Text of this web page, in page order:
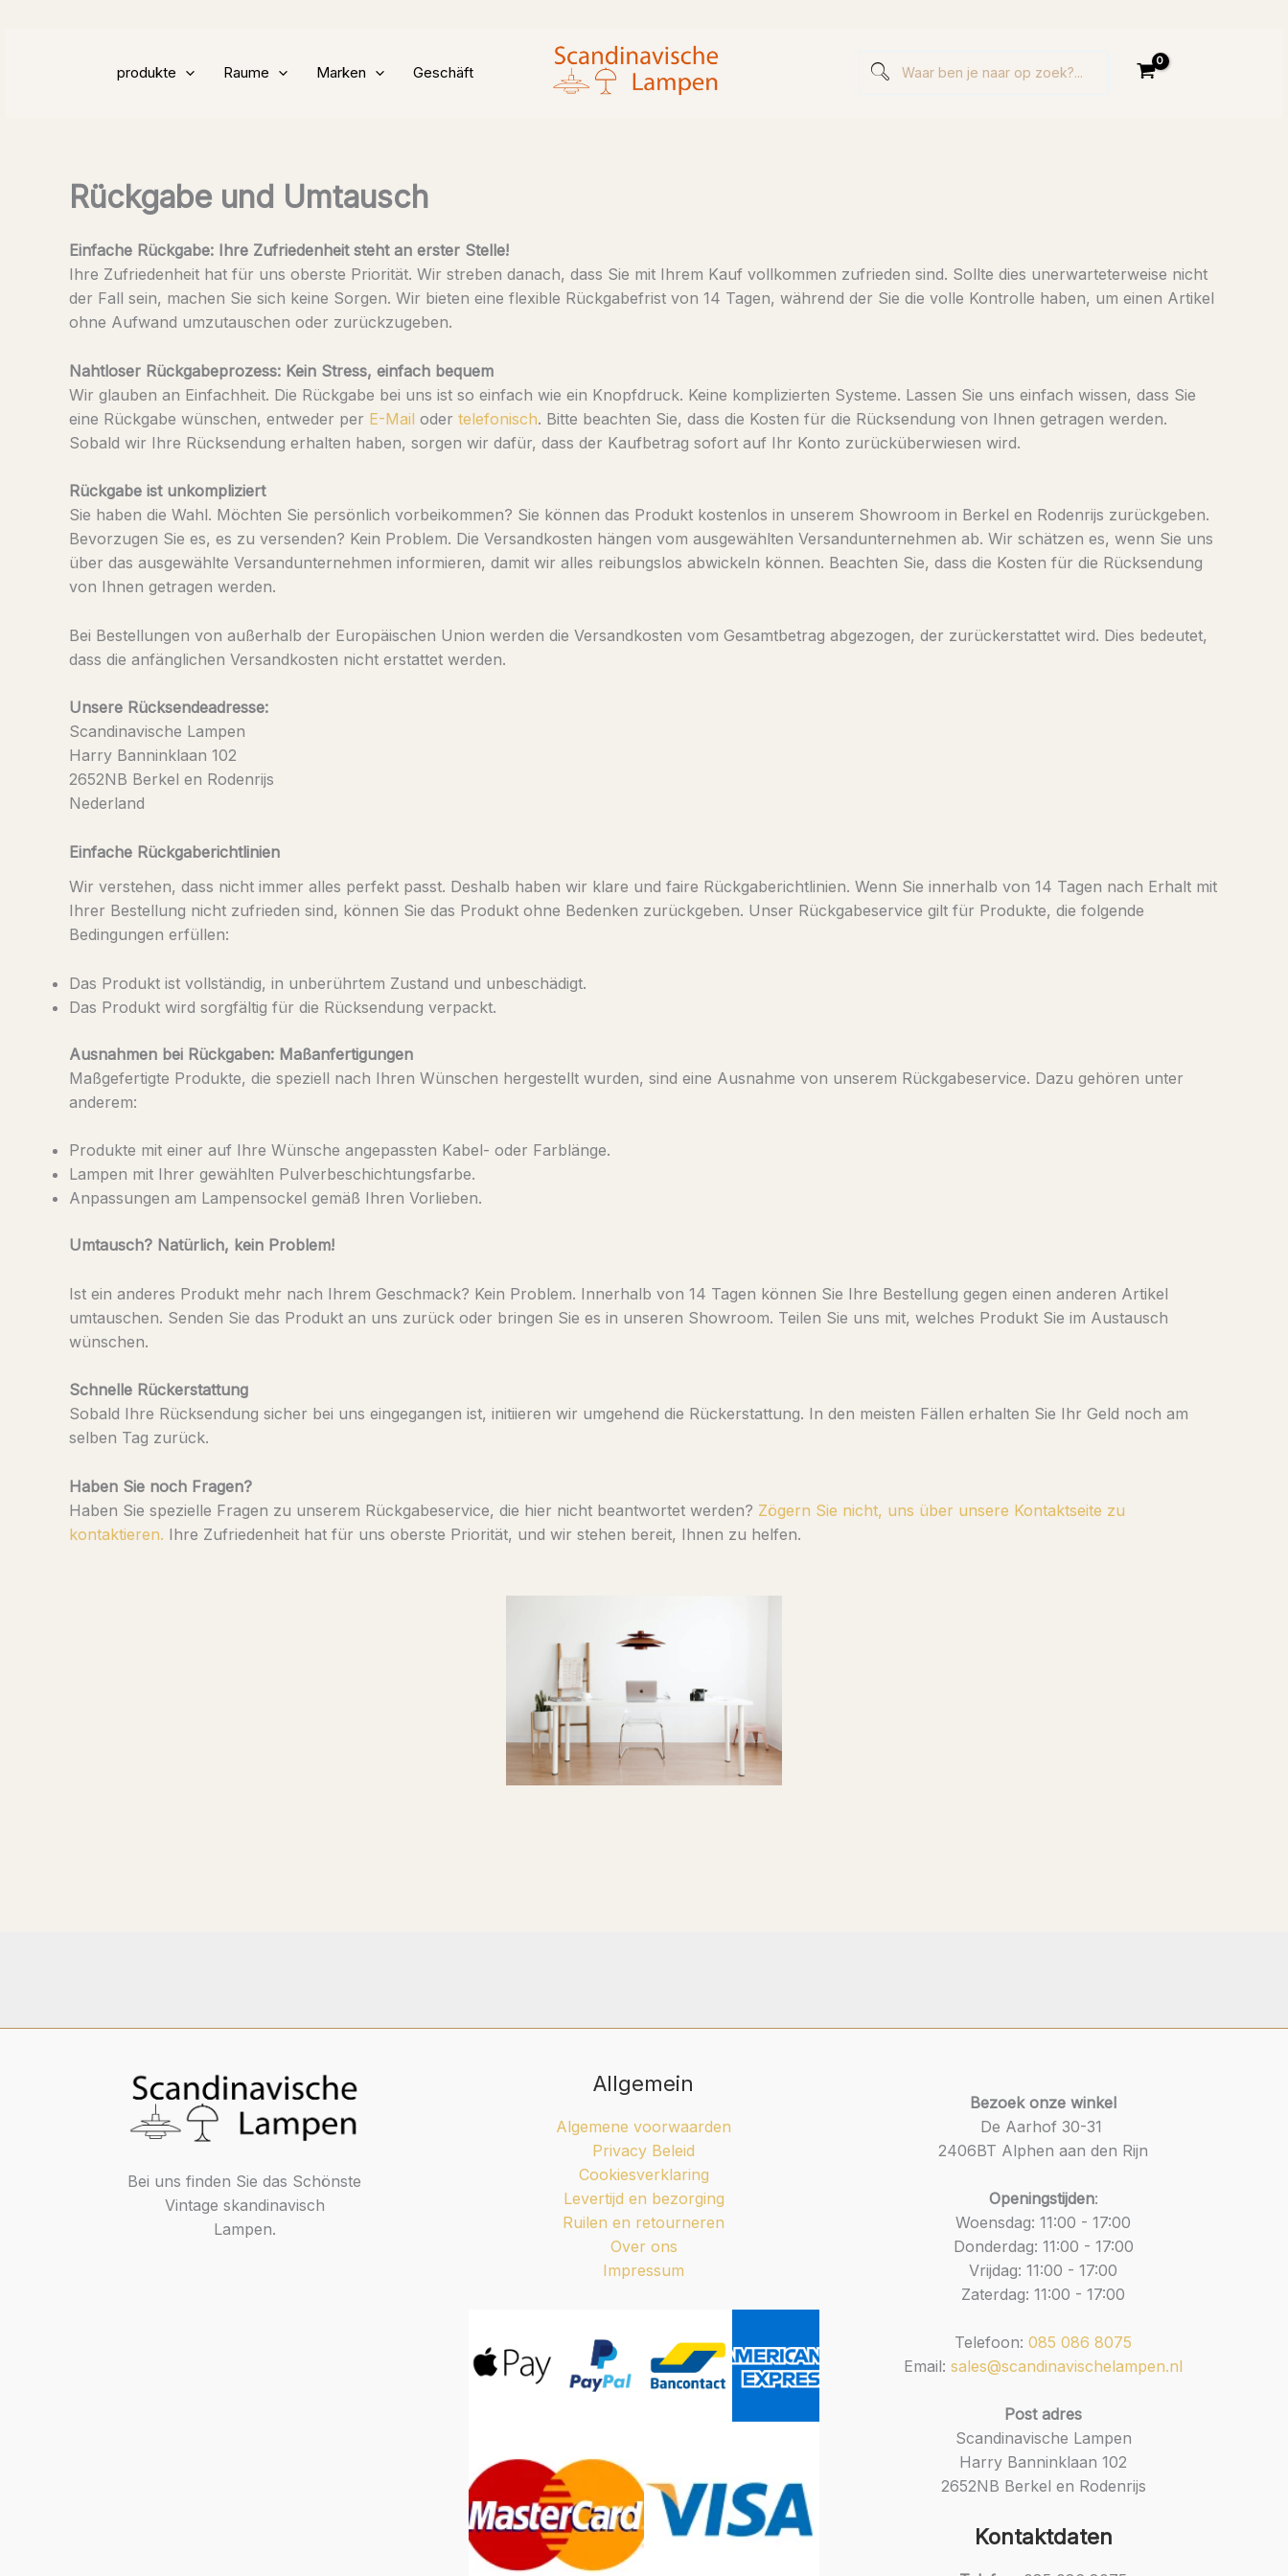
produkte Raume Marken Geschäft
Rückgabe und Umtausch
Einfache Rückgabe: Ihre Zufriedenheit steht an erster Stelle!
Ihre Zufriedenheit hat für uns oberste Priorität. Wir streben danach, dass Sie mit Ihrem Kauf vollkommen zufrieden sind. Sollte dies unerwarteterweise nicht
der Fall sein, machen Sie sich keine Sorgen. Wir bieten eine flexible Rückgabefrist von 14 Tagen, während der Sie die volle Kontrolle haben, um einen Artikel
ohne Aufwand umzutauschen oder zurückzugeben.
Nahtloser Rückgabeprozess: Kein Stress, einfach bequem
Wir glauben an Einfachheit. Die Rückgabe bei uns ist so einfach wie ein Knopfdruck. Keine komplizierten Systeme. Lassen Sie uns einfach wissen, dass Sie
eine Rückgabe wünschen, entweder per E-Mail oder telefonisch. Bitte beachten Sie, dass die Kosten für die Rücksendung von Ihnen getragen werden.
Sobald wir Ihre Rücksendung erhalten haben, sorgen wir dafür, dass der Kaufbetrag sofort auf Ihr Konto zurücküberwiesen wird.
Rückgabe ist unkompliziert
Sie haben die Wahl. Möchten Sie persönlich vorbeikommen? Sie können das Produkt kostenlos in unserem Showroom in Berkel en Rodenrijs zurückgeben.
Bevorzugen Sie es, es zu versenden? Kein Problem. Die Versandkosten hängen vom ausgewählten Versandunternehmen ab. Wir schätzen es, wenn Sie uns
über das ausgewählte Versandunternehmen informieren, damit wir alles reibungslos abwickeln können. Beachten Sie, dass die Kosten für die Rücksendung
von Ihnen getragen werden.
Bei Bestellungen von außerhalb der Europäischen Union werden die Versandkosten vom Gesamtbetrag abgezogen, der zurückerstattet wird. Dies bedeutet,
dass die anfänglichen Versandkosten nicht erstattet werden.
Unsere Rücksendeadresse:
Scandinavische Lampen
Harry Banninklaan 102
2652NB Berkel en Rodenrijs
Nederland
Einfache Rückgaberichtlinien
Wir verstehen, dass nicht immer alles perfekt passt. Deshalb haben wir klare und faire Rückgaberichtlinien. Wenn Sie innerhalb von 14 Tagen nach Erhalt mit
Ihrer Bestellung nicht zufrieden sind, können Sie das Produkt ohne Bedenken zurückgeben. Unser Rückgabeservice gilt für Produkte, die folgende
Bedingungen erfüllen:
Das Produkt ist vollständig, in unberührtem Zustand und unbeschädigt.
Das Produkt wird sorgfältig für die Rücksendung verpackt.
Ausnahmen bei Rückgaben: Maßanfertigungen
Maßgefertigte Produkte, die speziell nach Ihren Wünschen hergestellt wurden, sind eine Ausnahme von unserem Rückgabeservice. Dazu gehören unter
anderem:
Produkte mit einer auf Ihre Wünsche angepassten Kabel- oder Farblänge.
Lampen mit Ihrer gewählten Pulverbeschichtungsfarbe.
Anpassungen am Lampensockel gemäß Ihren Vorlieben.
Umtausch? Natürlich, kein Problem!
Ist ein anderes Produkt mehr nach Ihrem Geschmack? Kein Problem. Innerhalb von 14 Tagen können Sie Ihre Bestellung gegen einen anderen Artikel
umtauschen. Senden Sie das Produkt an uns zurück oder bringen Sie es in unseren Showroom. Teilen Sie uns mit, welches Produkt Sie im Austausch
wünschen.
Schnelle Rückerstattung
Sobald Ihre Rücksendung sicher bei uns eingegangen ist, initiieren wir umgehend die Rückerstattung. In den meisten Fällen erhalten Sie Ihr Geld noch am
selben Tag zurück.
Haben Sie noch Fragen?
Haben Sie spezielle Fragen zu unserem Rückgabeservice, die hier nicht beantwortet werden? Zögern Sie nicht, uns über unsere Kontaktseite zu
kontaktieren. Ihre Zufriedenheit hat für uns oberste Priorität, und wir stehen bereit, Ihnen zu helfen.
Bei uns finden Sie das Schönste
Vintage skandinavisch
Lampen.
Allgemein
Algemene voorwaarden
Privacy Beleid
Cookiesverklaring
Levertijd en bezorging
Ruilen en retourneren
Over ons
Impressum
Bezoek onze winkel
De Aarhof 30-31
2406BT Alphen aan den Rijn
Openingstijden:
Woensdag: 11:00 - 17:00
Donderdag: 11:00 - 17:00
Vrijdag: 11:00 - 17:00
Zaterdag: 11:00 - 17:00
Telefoon:085 086 8075
Email:sales@scandinavischelampen.nl
Post adres
Scandinavische Lampen
Harry Banninklaan 102
2652NB Berkel en Rodenrijs
Kontaktdaten